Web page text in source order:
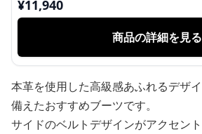
¥11,940
商品の詳細を見る
本革を使用した高級感あふれるデザ
備えたおすすめブーツです。
サイドのベルトデザインがアクセン